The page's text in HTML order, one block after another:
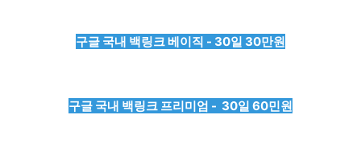
구글 국내 백링크 베이직 - 30일 30만원
구글 국내 백링크 프리미엄 - 30일 60민원